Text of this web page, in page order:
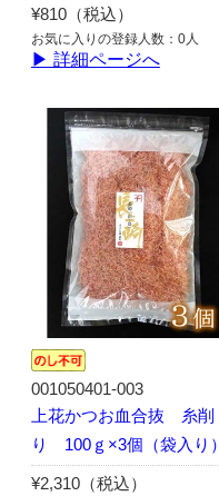
¥810（税込）
お気に入りの登録人数：0人
▶ 詳細ページへ
001050401-003
上花かつお血合抜 糸削
り 100ｇ×3個（袋入り）
¥2,310（税込）